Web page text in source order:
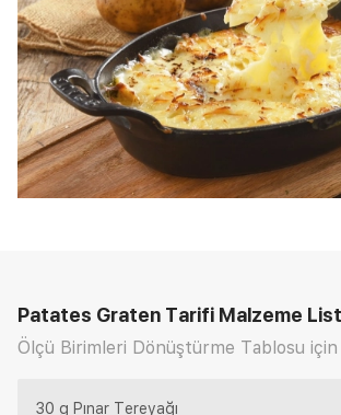
Patates Graten Tarifi Malzeme
Ölçü Birimleri Dönüştürme Tablosu için
30 g Pınar Tereyağı